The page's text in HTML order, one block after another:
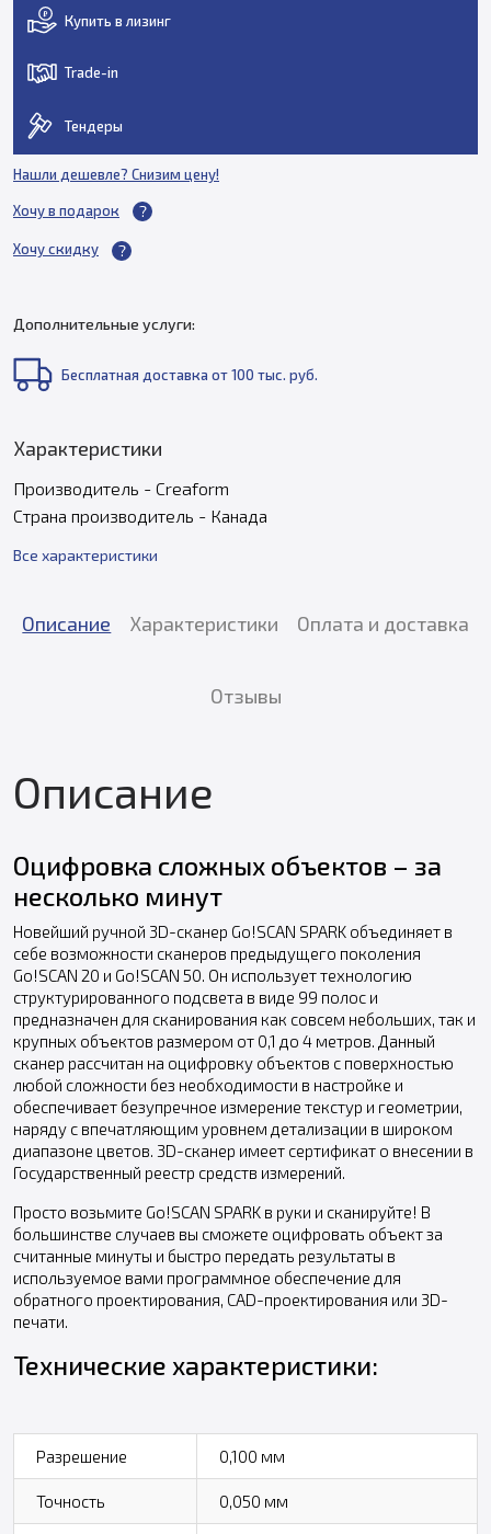
Купить в лизинг
Trade-in
Тендеры
Нашли дешевле? Снизим цену!
Хочу в подарок
Хочу скидку
Дополнительные услуги:
Бесплатная доставка от 100 тыс. руб.
Характеристики
Производитель - Creaform
Страна производитель - Канада
Все характеристики
Описание Характеристики Оплата и доставка
Отзывы
Описание
Оцифровка сложных объектов – за
несколько минут
Новейший ручной 3D-сканер Go!SCAN SPARK объединяет в
себе возможности сканеров предыдущего поколения
Go!SCAN 20 и Go!SCAN 50. Он использует технологию
структурированного подсвета в виде 99 полос и
предназначен для сканирования как совсем небольших, так и
крупных объектов размером от 0,1 до 4 метров. Данный
сканер рассчитан на оцифровку объектов с поверхностью
любой сложности без необходимости в настройке и
обеспечивает безупречное измерение текстур и геометрии,
наряду с впечатляющим уровнем детализации в широком
диапазоне цветов. 3D-сканер имеет сертификат о внесении в
Государственный реестр средств измерений.
Просто возьмите Go!SCAN SPARK в руки и сканируйте! В
большинстве случаев вы сможете оцифровать объект за
считанные минуты и быстро передать результаты в
используемое вами программное обеспечение для
обратного проектирования, CAD-проектирования или 3D-
печати.
Технические характеристики:
Разрешение 0,100 мм
Точность 0,050 мм